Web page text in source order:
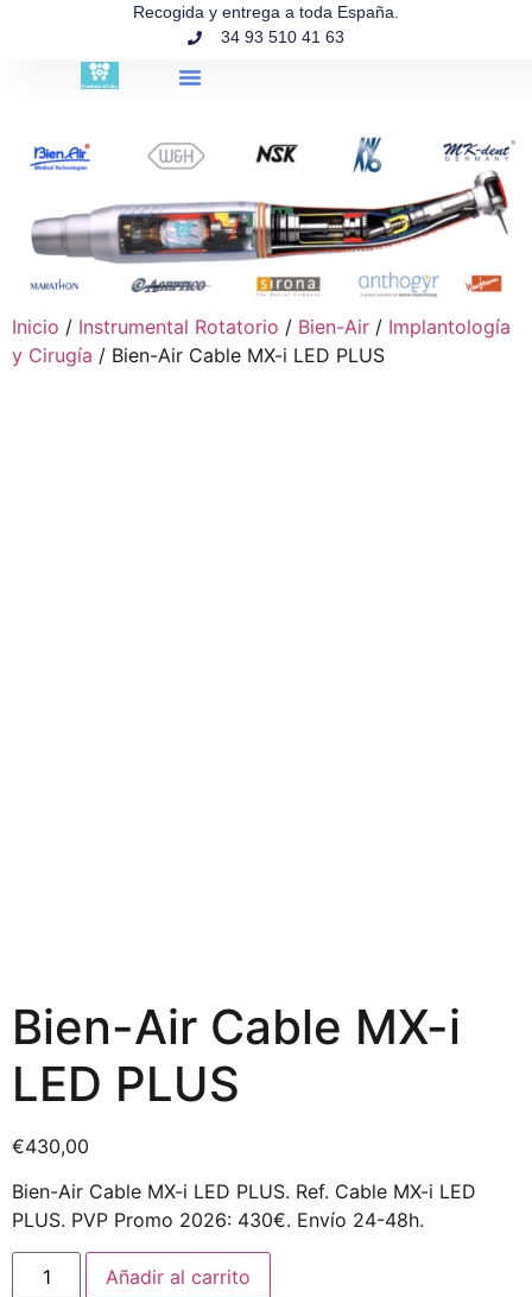
Recogida y entrega a toda España.
34 93 510 41 63
Inicio / Instrumental Rotatorio / Bien-Air / Implantología
y Cirugía / Bien-Air Cable MX-i LED PLUS
Bien-Air Cable MX-i
LED PLUS
€430,00
Bien-Air Cable MX-i LED PLUS. Ref. Cable MX-i LED
PLUS. PVP Promo 2026: 430€. Envío 24-48h.
Añadir al carrito